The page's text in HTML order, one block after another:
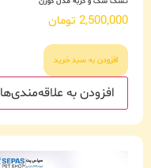
2,500,000 تومان
افزودن به سبد خرید
افزودن به علاقه‌مندی‌ها